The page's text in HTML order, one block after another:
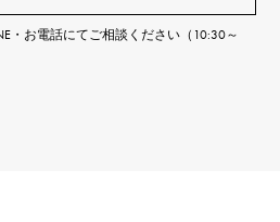
・お電話にてご相談ください（10:30～